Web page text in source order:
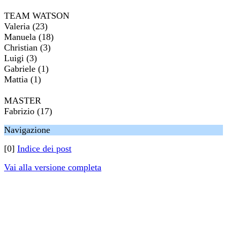
TEAM WATSON
Valeria (23)
Manuela (18)
Christian (3)
Luigi (3)
Gabriele (1)
Mattia (1)
MASTER
Fabrizio (17)
Navigazione
[0] Indice dei post
Vai alla versione completa